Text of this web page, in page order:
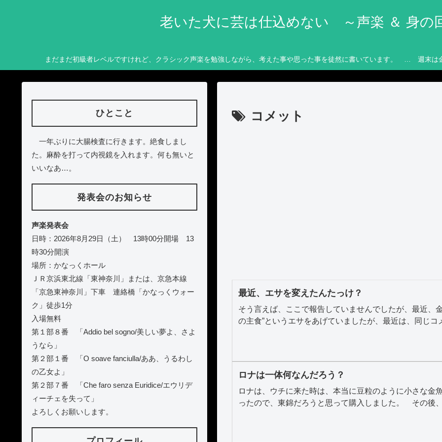
老いた犬に芸は仕込めない ～声楽 ＆ 身の
まだまだ初級者レベルですけれど、クラシック声楽を勉強しながら、考えた事や思った事を徒然に書いています。 … 週末は
コメット
最近、エサを変えたんたっけ？
そう言えば、ここで報告していませんでしたが、最近、
の主食”というエサをあげていましたが、最近は、同じコ
ロナは一体何なんだろう？
ロナは、ウチに来た時は、本当に豆粒のように小さな
ったので、東錦だろうと思って購入しました。 その後
ひとこと
一年ぶりに大腸検査に行きます。絶食しまし
た。麻酔を打って内視鏡を入れます。何も無いと
いいなあ…。
発表会のお知らせ
声楽発表会
日時：2026年8月29日（土） 13時00分開場 13
時30分開演
場所：かなっくホール
ＪＲ京浜東北線「東神奈川」または、京急本線
「京急東神奈川」下車 連絡橋「かなっくウォー
ク」徒歩1分
入場無料
第１部８番 「Addio bel sogno/美しい夢よ、さよ
うなら」
第２部１番 「O soave fanciulla/ああ、うるわし
の乙女よ」
第２部７番 「Che faro senza Euridice/エウリデ
ィーチェを失って」
よろしくお願いします。